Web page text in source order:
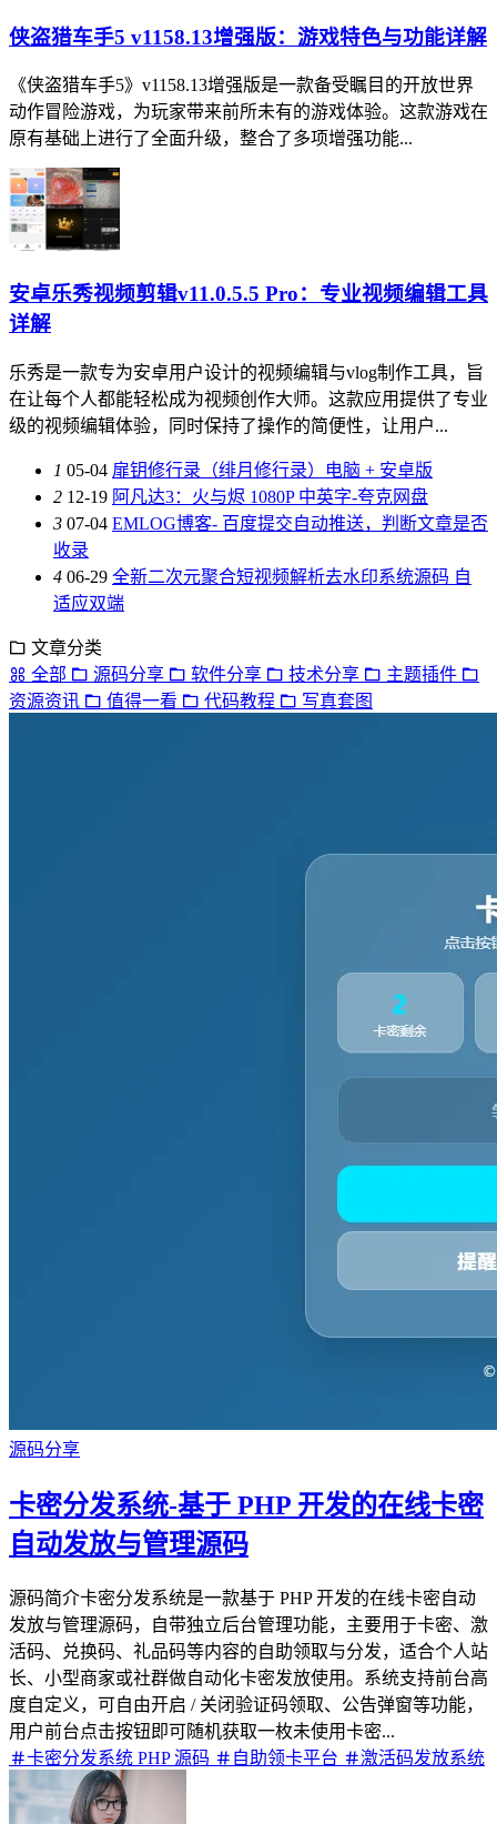
侠盗猎车手5 v1158.13增强版：游戏特色与功能详解
《侠盗猎车手5》v1158.13增强版是一款备受瞩目的开放世界
动作冒险游戏，为玩家带来前所未有的游戏体验。这款游戏在
原有基础上进行了全面升级，整合了多项增强功能...
安卓乐秀视频剪辑v11.0.5.5 Pro：专业视频编辑工具
详解
乐秀是一款专为安卓用户设计的视频编辑与vlog制作工具，旨
在让每个人都能轻松成为视频创作大师。这款应用提供了专业
级的视频编辑体验，同时保持了操作的简便性，让用户...
1 05-04 扉钥修行录（绯月修行录）电脑 + 安卓版
2 12-19 阿凡达3：火与烬 1080P 中英字-夸克网盘
3 07-04 EMLOG博客- 百度提交自动推送，判断文章是否
收录
4 06-29 全新二次元聚合短视频解析去水印系统源码 自
适应双端
文章分类
全部
源码分享 软件分享 技术分享
主题插件
资源资讯
值得一看 代码教程 写真套图
源码分享
卡密分发系统-基于 PHP 开发的在线卡密
自动发放与管理源码
源码简介卡密分发系统是一款基于 PHP 开发的在线卡密自动
发放与管理源码，自带独立后台管理功能，主要用于卡密、激
活码、兑换码、礼品码等内容的自助领取与分发，适合个人站
长、小型商家或社群做自动化卡密发放使用。系统支持前台高
度自定义，可自由开启 / 关闭验证码领取、公告弹窗等功能，
用户前台点击按钮即可随机获取一枚未使用卡密...
卡密分发系统 PHP 源码
自助领卡平台 激活码发放系统